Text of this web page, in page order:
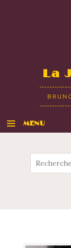
La
MENU
Recherche